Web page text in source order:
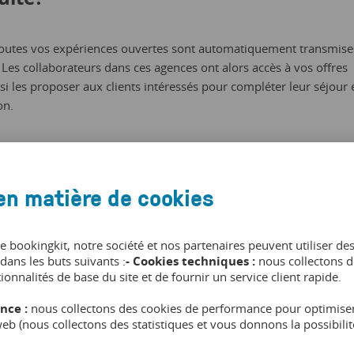
vos expériences ouvertes sont automatiquement
collaborateurs dans ces agences ont alors accès à vos offres
les proposer aux clients intéressés pour compléter leur séjour
en agence des clients lors de l’achat du séjour
offres aux employés des agences.
expériences grâce à leur intégration dans les systèmes
matière de cookies
bookingkit, notre société et nos partenaires peuvent utiliser
les buts suivants :- Cookies techniques : nous collectons
de base du site et de fournir un service client rapide.
: nous collectons des cookies de performance pour
(nous collectons des statistiques et vous donnons la